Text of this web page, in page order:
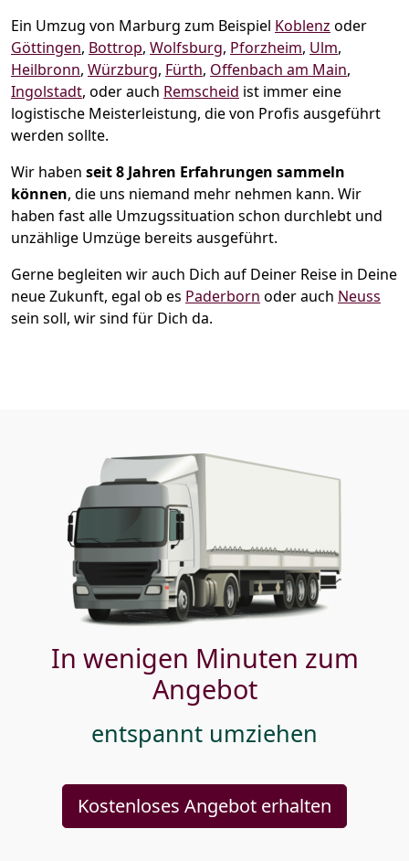
Ein Umzug von Marburg zum Beispiel Koblenz oder
Göttingen, Bottrop, Wolfsburg, Pforzheim, Ulm,
Heilbronn, Würzburg, Fürth, Offenbach am Main,
Ingolstadt, oder auch Remscheid ist immer eine
logistische Meisterleistung, die von Profis ausgeführt
werden sollte.
Wir haben seit8 Jahren Erfahrungen sammeln
können, die uns niemand mehr nehmen kann. Wir
haben fast alle Umzugssituation schon durchlebt und
unzählige Umzüge bereits ausgeführt.
Gerne begleiten wir auch Dich auf Deiner Reise in Deine
neue Zukunft, egal ob es Paderborn oder auch Neuss
sein soll, wir sind für Dich da.
In wenigen Minuten zum
Angebot
entspannt umziehen
Kostenloses Angebot erhalten